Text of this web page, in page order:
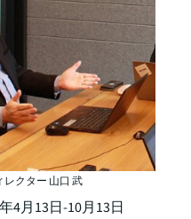
レクター 山口 武
4月13日-10月13日